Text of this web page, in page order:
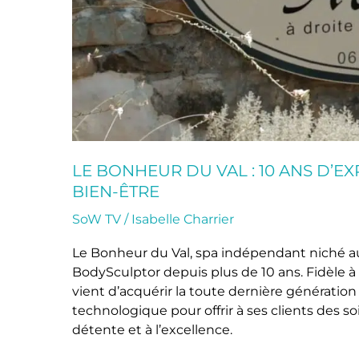
LE BONHEUR DU VAL : 10 ANS
BIEN-ÊTRE
SoW TV / Isabelle Charrier
Le Bonheur du Val, spa indépendant niché
BodySculptor depuis plus de 10 ans. Fidèle
vient d’acquérir la toute dernière
technologique pour offrir à ses clients des
détente et à l’excellence.